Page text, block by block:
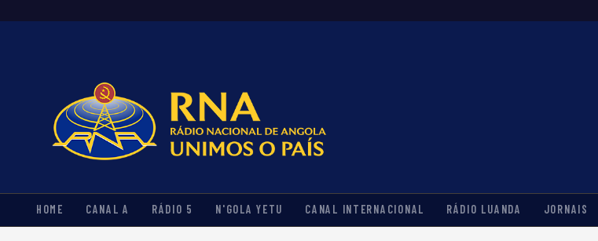
HOME CANAL A RÁDIO 5 N'GOLA YETU CANAL INTERNACIONAL RÁDIO LUANDA JORNAIS